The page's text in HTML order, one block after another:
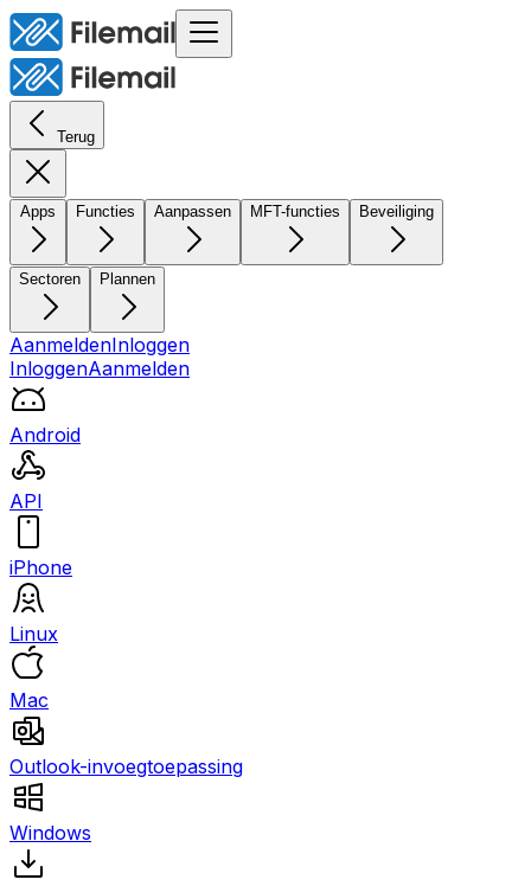
Terug
Apps Functies Aanpassen MFT-functies Beveiliging
Sectoren Plannen
AanmeldenInloggen
InloggenAanmelden
Android
API
iPhone
Linux
Mac
Outlook-invoegtoepassing
Windows